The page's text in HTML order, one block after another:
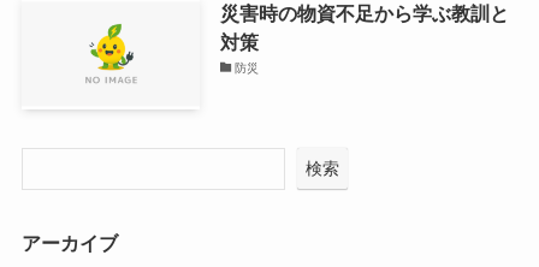
災害時の物資不足から学ぶ教訓と
対策
防災
検索
アーカイブ